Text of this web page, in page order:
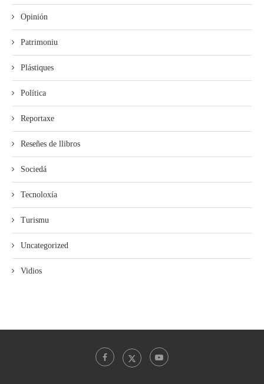
Opinión
Patrimoniu
Plástiques
Política
Reportaxe
Reseñes de llibros
Sociedá
Tecnoloxía
Turismu
Uncategorized
Vidios